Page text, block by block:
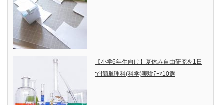
【小学6年生向け】夏休み自由研究を1日
で!簡単理科(科学)実験ﾃｰﾏ10選